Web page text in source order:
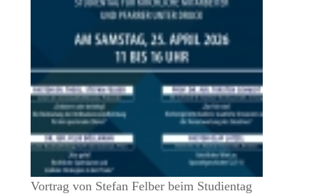
Vortrag von Stefan Felber beim Studientag